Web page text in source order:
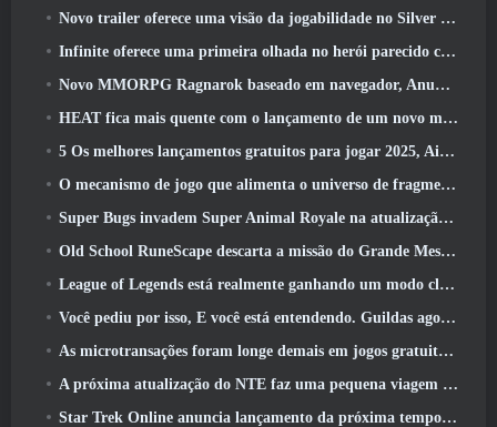
Novo trailer oferece uma visão da jogabilidade no Silver Palace
Infinite oferece uma primeira olhada no herói parecido com uma sereia chegando no SS13: Pós-luz
Novo MMORPG Ragnarok baseado em navegador, Anunciado o Universo Ragnarok
HEAT fica mais quente com o lançamento de um novo mapa do deserto
5 Os melhores lançamentos gratuitos para jogar 2025, Ainda vale a pena jogar 2026?
O mecanismo de jogo que alimenta o universo de fragmentos únicos do Eve Online agora é de código aberto
Super Bugs invadem Super Animal Royale na atualização ‘Super Natural’
Old School RuneScape descarta a missão do Grande Mestre ‘The Blood Moon Rises’, Encerrando uma missão de 20 anos
League of Legends está realmente ganhando um modo clássico
Você pediu por isso, E você está entendendo. Guildas agora estão disponíveis em Eterspire
As microtransações foram longe demais em jogos gratuitos?
A próxima atualização do NTE faz uma pequena viagem paralela a um jogo de mesa de fantasia
Star Trek Online anuncia lançamento da próxima temporada “Undiscovered”